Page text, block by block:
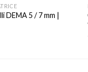
DEMA 5 / 7 mm |